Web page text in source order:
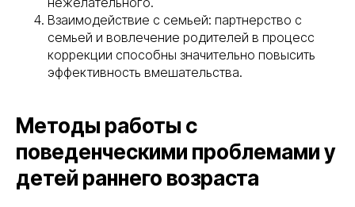
Взаимодействие с семьей: партнерство с
семьей и вовлечение родителей в процесс
коррекции способны значительно повысить
эффективность вмешательства.
Методы работы с
поведенческими проблемами у
детей раннего возраста